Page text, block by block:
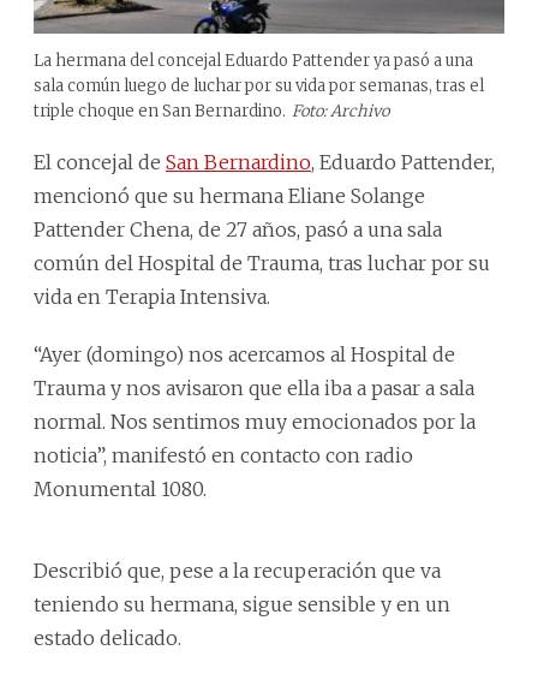
La hermana del concejal Eduardo Pattender ya pasó a una
sala común luego de luchar por su vida por semanas, tras el
triple choque en San Bernardino. Foto: Archivo
El concejal de San Bernardino, Eduardo Pattender,
mencionó que su hermana Eliane Solange
Pattender Chena, de 27 años, pasó a una sala
común del Hospital de Trauma, tras luchar por su
vida en Terapia Intensiva.
“Ayer (domingo) nos acercamos al Hospital de
Trauma y nos avisaron que ella iba a pasar a sala
normal. Nos sentimos muy emocionados por la
noticia”, manifestó en contacto con radio
Monumental 1080.
Describió que, pese a la recuperación que va
teniendo su hermana, sigue sensible y en un
estado delicado.